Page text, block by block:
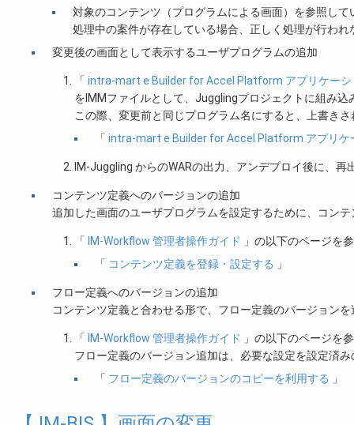
対象のコンテンツ（プログラムによる画面）を参照し
処理中の案件が存在している場合、正しく処理が行わ
変更後の画面として表示するユーザプログラムの追加
「 intra-mart e Builder for Accel Platform アプリケーシ
をIMMファイルとして、Jugglingプロジェクトに組み込
この際、変更前と同じプログラム名にすると、上書き
「intra-mart e Builder for Accel Platform アプリケ
IM-Juggling からのWARの出力、アンデプロイ後に、再
コンテンツ定義へのバージョンの追加
追加した画面のユーザプログラムを設定するために、コン
「 IM-Workflow 管理者操作ガイド 」の以下のページを
「 コンテンツ定義を登録・設定する 」
フロー定義へのバージョンの追加
コンテンツ定義と合わせる形で、フロー定義のバージョン
「 IM-Workflow 管理者操作ガイド 」の以下のページを
フロー定義のバージョン追加は、必要な設定を設定済
「 フロー定義のバージョンのコピーを利用する 」